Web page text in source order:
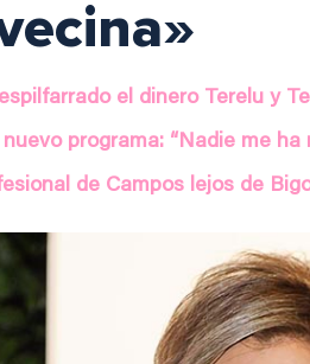
el dinero Terelu y
programa: “Nadie me ha
de Campos lejos de